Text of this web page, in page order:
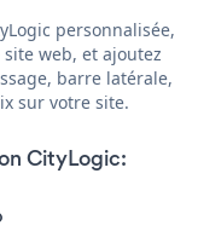
personnalisée,
web, et ajoutez
barre latérale,
sur votre site.
CityLogic: